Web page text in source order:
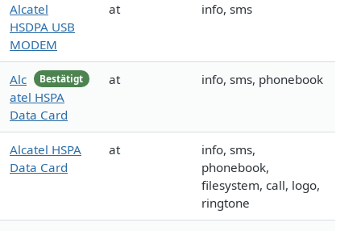
Alcatel
HSDPA USB
MODEM
at info, sms
Bestätigt
Alc
atel HSPA
Data Card
at info, sms, phonebook
Alcatel HSPA
Data Card
at
info, sms,
phonebook,
filesystem, call, logo,
ringtone